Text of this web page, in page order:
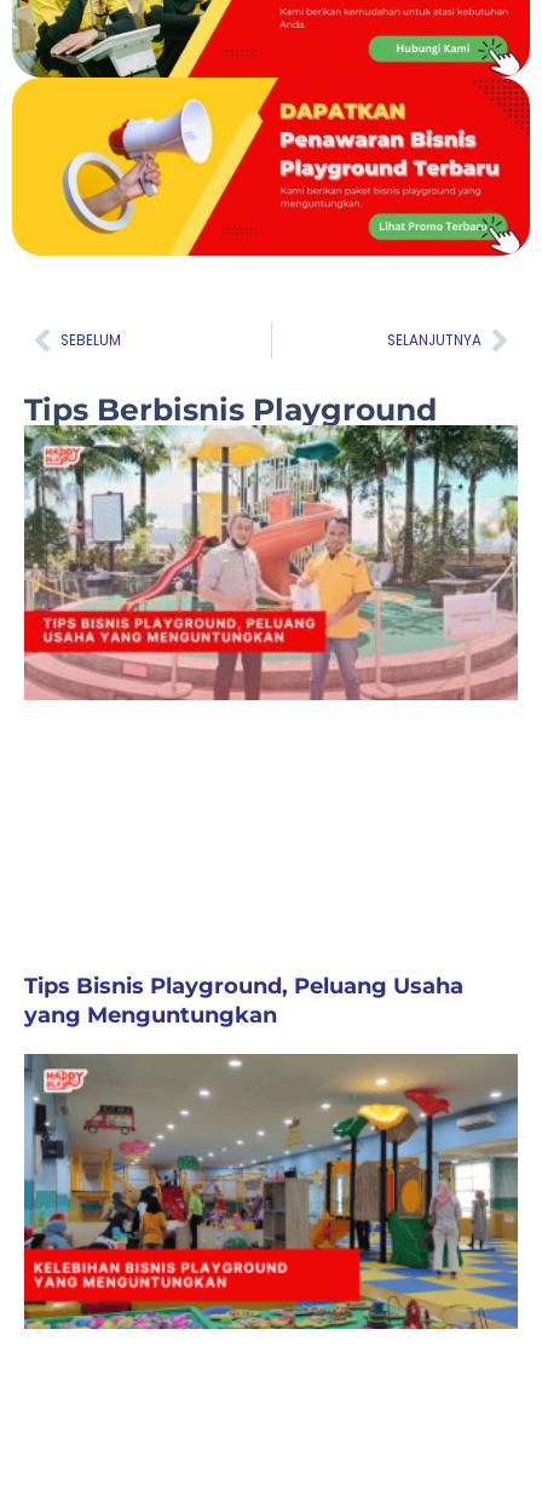
Prev
SEBELUM SELANJUTNYA
Tips Berbisnis Playground
Tips Bisnis Playground, Peluang Usaha
yang Menguntungkan